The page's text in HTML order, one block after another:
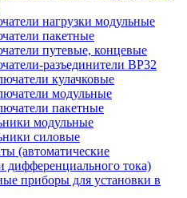
нагрузки модульные
пакетные
путевые, концевые
разъединители ВР32
кулачковые
модульные
пакетные
модульные
силовые
(автоматические
дифференциального тока)
приборы для установки в